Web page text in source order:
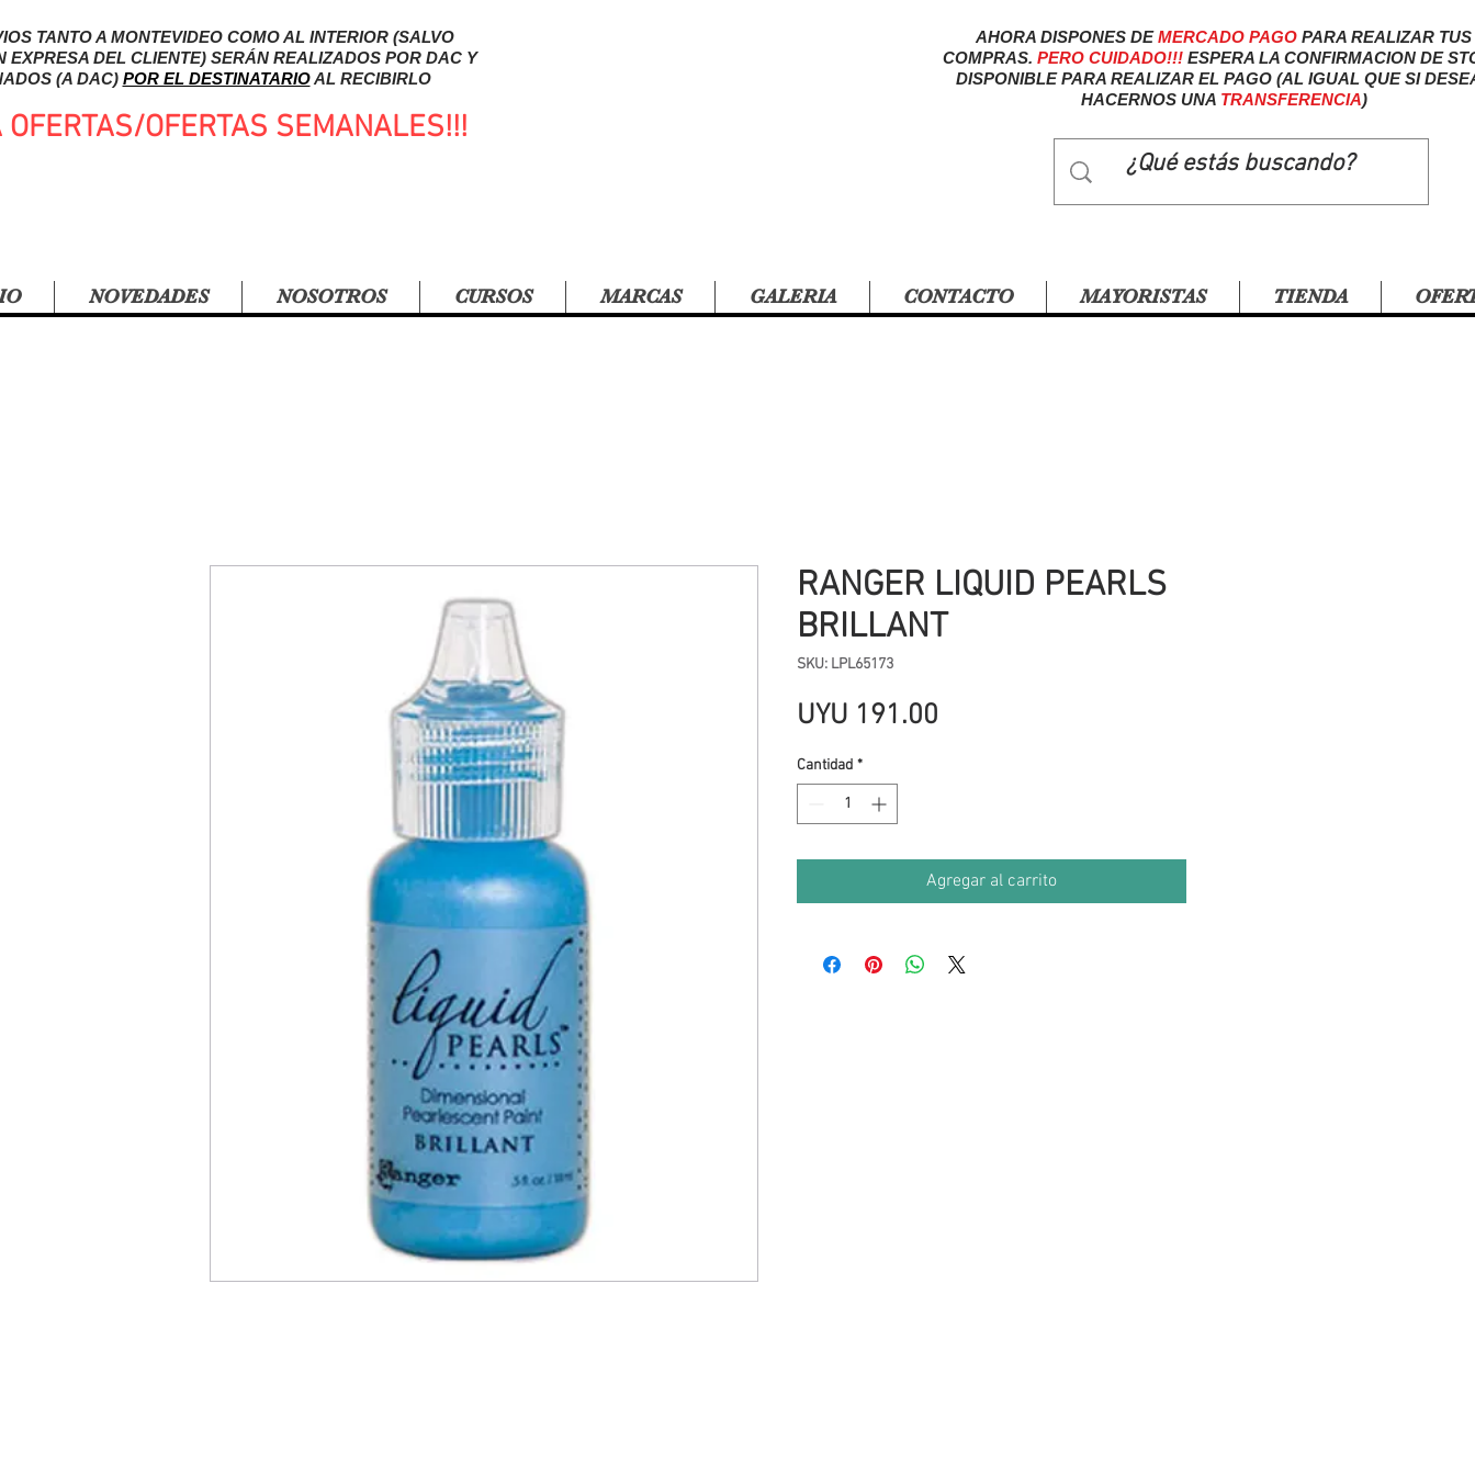
TANTO A MONTEVIDEO COMO AL INTERIOR (SALVO
EXPRESA DEL CLIENTE) SERÁN REALIZADOS POR DAC Y
(A DAC) POR EL DESTINATARIOAL RECIBIRLO
OFERTAS/OFERTAS SEMANALES!!!
AHORA DISPONES DEMERCADO PAGO PARA REALIZAR TUS
COMPRAS. PERO CUIDADO!!!ESPERA LA CONFIRMACION DE
DISPONIBLE PARA REALIZAR EL PAGO (AL IGUAL QUE SI
HACERNOS UNA TRANSFERENCIA)
NOVEDADES NOSOTROS CURSOS MARCAS GALERIA CONTACTO MAYORISTAS TIENDA
RANGER LIQUID PEARLS
BRILLANT
SKU: LPL65173
UYU 191.00
Cantidad *
Agregar al carrito